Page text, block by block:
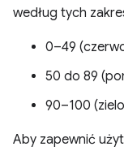
według tych
0–49
50 do 89
90–100
Aby zapewnić